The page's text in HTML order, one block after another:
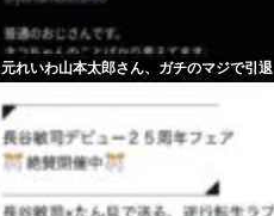
元れいわ山本太郎さん、ガチのマジで引退